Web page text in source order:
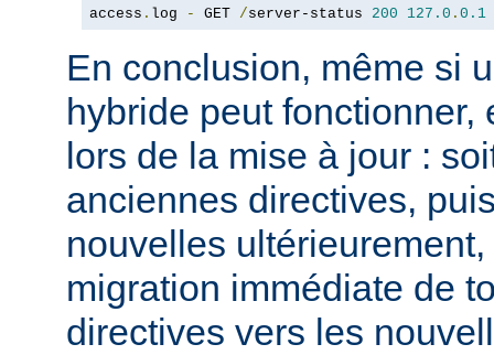
access . log - GET /server-status 200 127.0 . 0.1
En conclusion, même si
hybride peut fonctionner,
lors de la mise à jour :
anciennes directives,
nouvelles
migration immédiate de
directives vers les